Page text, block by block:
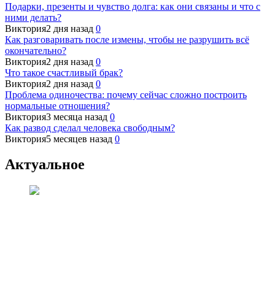
Подарки, презенты и чувство долга: как они связаны и что с
ними делать?
Виктория2 дня назад 0
Как разговаривать после измены, чтобы не разрушить всё
окончательно?
Виктория2 дня назад 0
Что такое счастливый брак?
Виктория2 дня назад 0
Проблема одиночества: почему сейчас сложно построить
нормальные отношения?
Виктория3 месяца назад 0
Как развод сделал человека свободным?
Виктория5 месяцев назад 0
Актуальное